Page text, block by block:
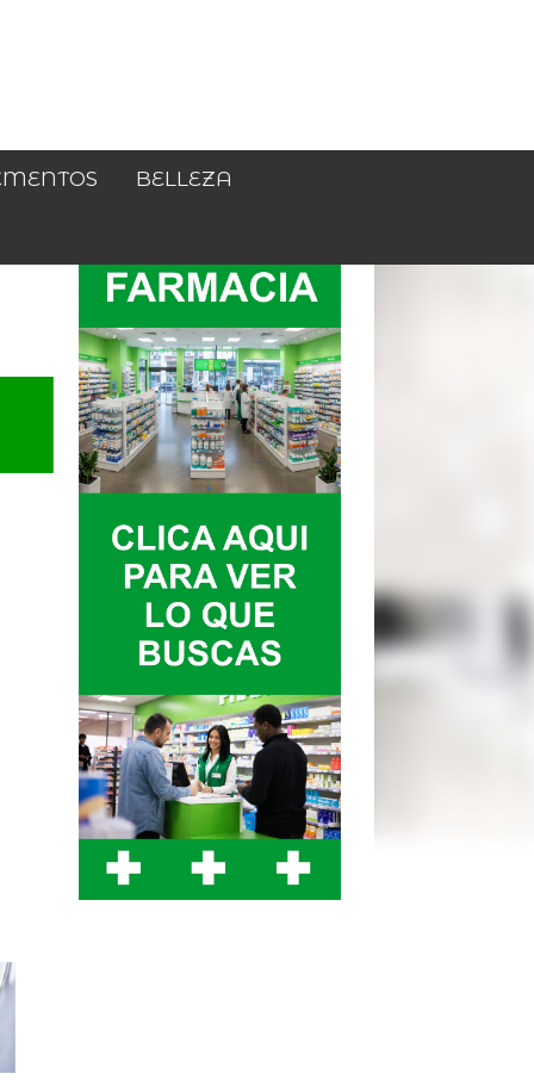
BELLEZA